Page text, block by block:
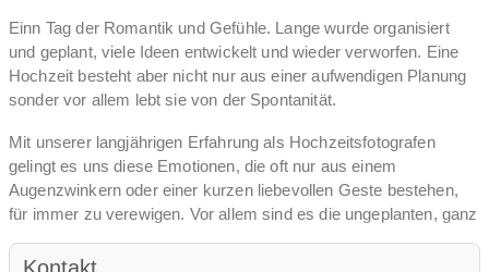
Einn Tag der Romantik und Gefühle. Lange wurde organisiert
und geplant, viele Ideen entwickelt und wieder verworfen. Eine
Hochzeit besteht aber nicht nur aus einer aufwendigen Planung
sonder vor allem lebt sie von der Spontanität.
Mit unserer langjährigen Erfahrung als Hochzeitsfotografen
gelingt es uns diese Emotionen, die oft nur aus einem
Augenzwinkern oder einer kurzen liebevollen Geste bestehen,
für immer zu verewigen. Vor allem sind es die ungeplanten, ganz
Wahre Gefühle kann man nur zeigen, wenn man sich nicht